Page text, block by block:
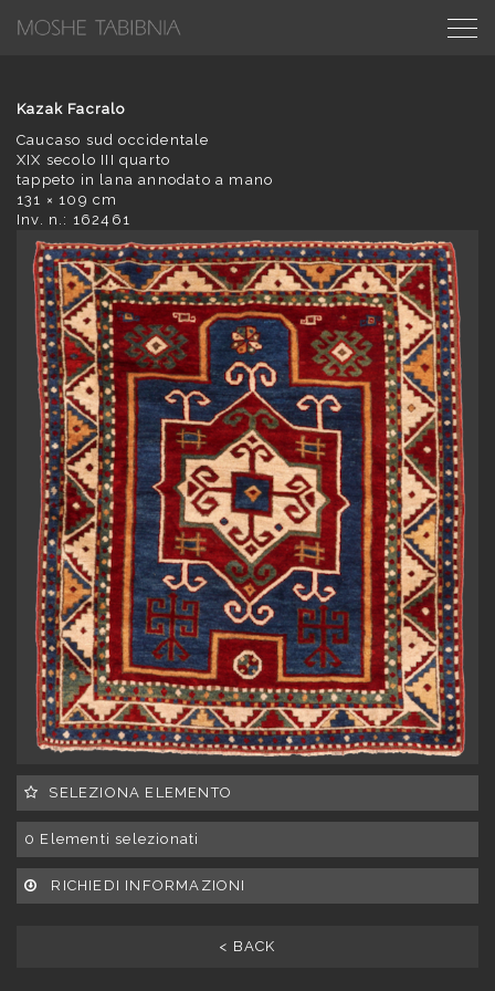
Kazak Facralo
Caucaso sud occidentale
XIX secolo III quarto
tappeto in lana annodato a mano
131 × 109 cm
Inv. n.: 162461
SELEZIONA ELEMENTO
0 Elementi selezionati
RICHIEDI INFORMAZIONI
< BACK